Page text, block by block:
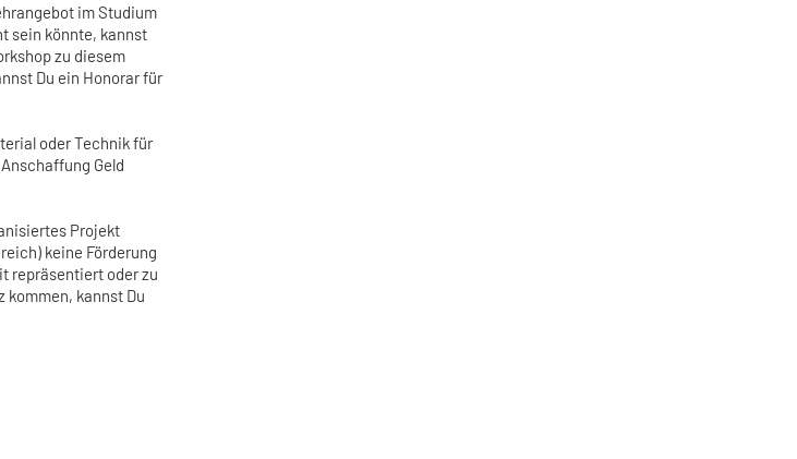
im Studium
sein könnte, kannst
zu diesem
Du ein Honorar für
oder Technik für
Geld
Projekt
keine Förderung
repräsentiert oder zu
kannst Du